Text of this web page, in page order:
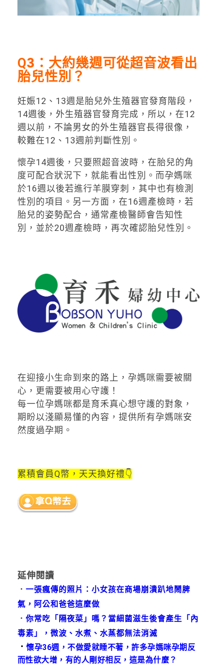
Q3： 大約幾週可從超音波看出
胎兒性別？
妊娠12、13週是胎兒外生殖器官發育階段，
14週後，外生殖器官發育完成，所以，在12
週以前，不論男女的外生殖器官長得很像，
較難在12、13週前判斷性別。
懷孕14週後，只要照超音波時，在胎兒的角
度可配合狀況下，就能看出性別。而孕媽咪
於16週以後若進行羊膜穿刺，其中也有檢測
性別的項目。另一方面，在16週產檢時，若
胎兒的姿勢配合，通常產檢醫師會告知性
別，並於20週產檢時，再次確認胎兒性別。
在迎接小生命到來的路上，孕媽咪需要被關
心，更需要被用心守護！
每一位孕媽咪都是育禾真心想守護的對象，
期盼以淺顯易懂的內容，提供所有孕媽咪安
然度過孕期。
累積會員Q幣，天天換好禮👇
延伸閱讀
． 一張瘋傳的照片：小女孩在商場崩潰趴地鬧脾
氣，阿公和爸爸這麼做
． 你常吃「隔夜菜」嗎？當細菌滋生後會產生「內
毒素」，微波、水煮、水蒸都無法消滅
．懷孕36週，不做愛就睡不著，許多孕媽咪孕期反
而性欲大增，有的人剛好相反，這是為什麼？